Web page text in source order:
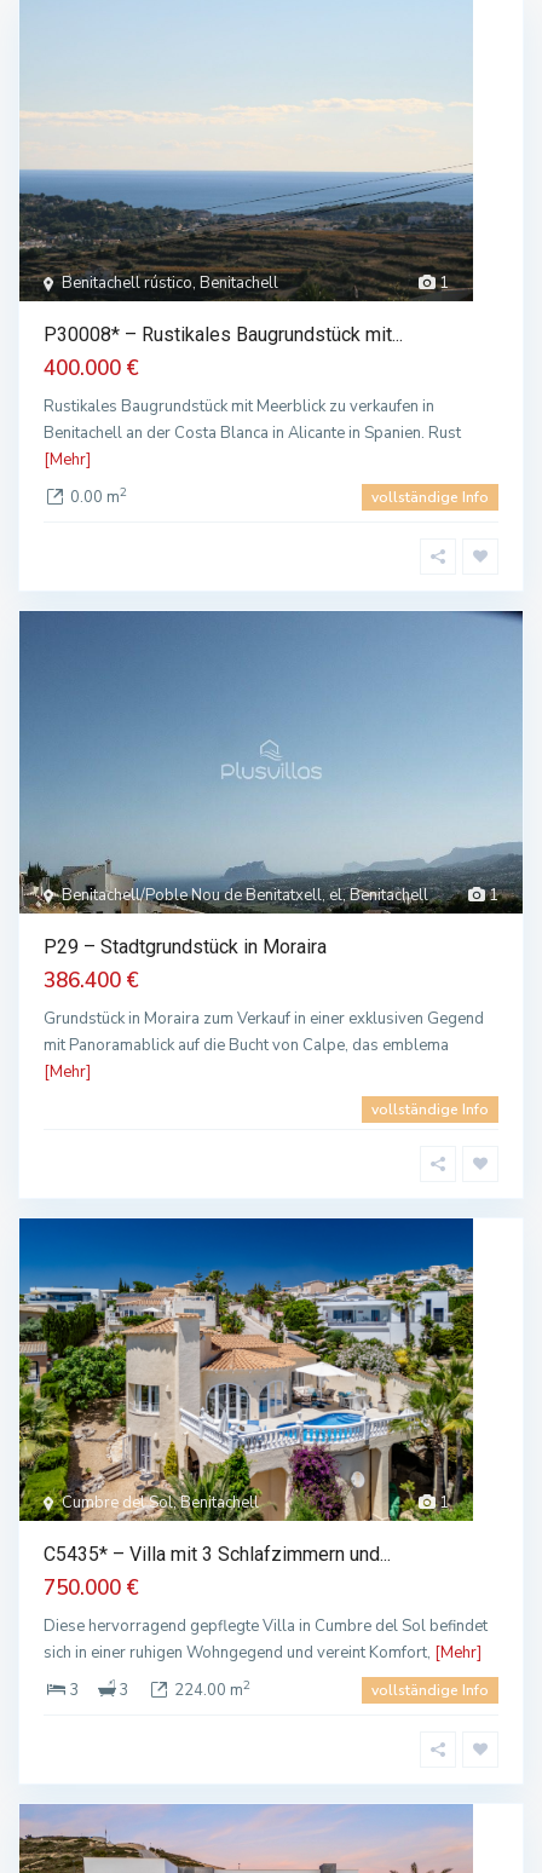
1
Benitachell rústico, Benitachell
P30008* – Rustikales Baugrundstück mit...
400.000 €
Rustikales Baugrundstück mit Meerblick zu verkaufen in
Benitachell an der Costa Blanca in Alicante in Spanien. Rust
[Mehr]
0.00 m2 vollständige Info
1
Benitachell/Poble Nou de Benitatxell, el, Benitachell
P29 – Stadtgrundstück in Moraira
386.400 €
Grundstück in Moraira zum Verkauf in einer exklusiven Gegend
mit Panoramablick auf die Bucht von Calpe, das emblema
[Mehr]
vollständige Info
1
Cumbre del Sol, Benitachell
C5435* – Villa mit 3 Schlafzimmern und...
750.000 €
Diese hervorragend gepflegte Villa in Cumbre del Sol befindet
sich in einer ruhigen Wohngegend und vereint Komfort, [Mehr]
3
3 224.00 m2 vollständige Info